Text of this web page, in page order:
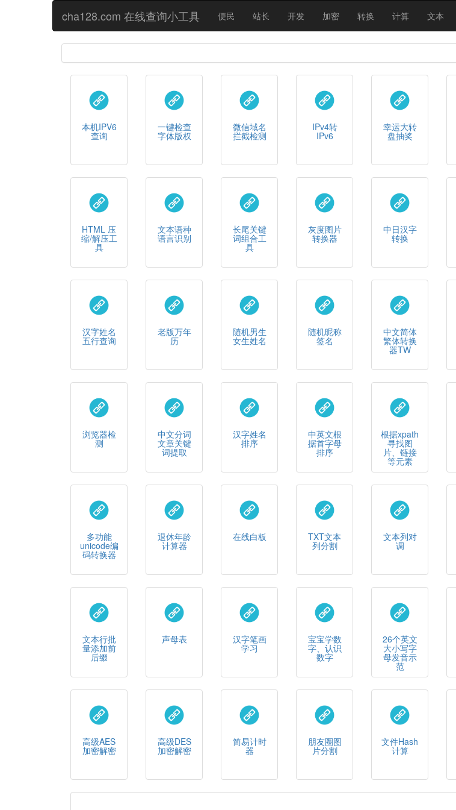
cha128.com 在线查询小工具 便民 站长 开发 加密 转换 计算 文本
本机IPV6
查询
一键检查
字体版权
微信域名
拦截检测
IPv4转
IPv6
幸运大转
盘抽奖
HTML 压
缩/解压工
具
文本语种
语言识别
长尾关键
词组合工
具
灰度图片
转换器
中日汉字
转换
汉字姓名
五行查询
老版万年
历
随机男生
女生姓名
随机昵称
签名
中文简体
繁体转换
器TW
浏览器检
测
中文分词
文章关键
词提取
汉字姓名
排序
中英文根
据首字母
排序
根据xpath
寻找图
片、链接
等元素
多功能
unicode编
码转换器
退休年龄
计算器
在线白板 TXT文本
列分割
文本列对
调
文本行批
量添加前
后缀
声母表 汉字笔画
学习
宝宝学数
字、认识
数字
26个英文
大小写字
母发音示
范
高级AES
加密解密
高级DES
加密解密
简易计时
器
朋友圈图
片分割
文件Hash
计算